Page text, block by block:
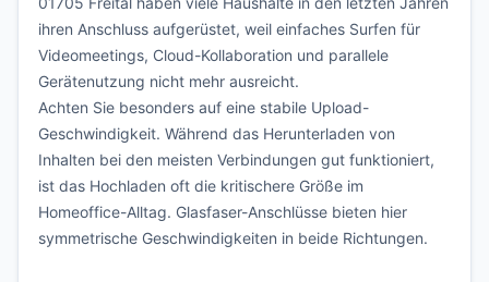
ihren Anschluss aufgerüstet, weil einfaches Surfen für
Videomeetings, Cloud-Kollaboration und parallele
Gerätenutzung nicht mehr ausreicht.
Achten Sie besonders auf eine stabile Upload-
Geschwindigkeit. Während das Herunterladen von
Inhalten bei den meisten Verbindungen gut funktioniert,
ist das Hochladen oft die kritischere Größe im
Homeoffice-Alltag. Glasfaser-Anschlüsse bieten hier
symmetrische Geschwindigkeiten in beide Richtungen.